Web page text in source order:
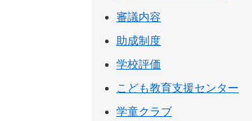
審議内容
助成制度
学校評価
こども教育支援センター
学童クラブ